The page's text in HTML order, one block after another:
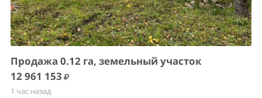
Продажа 0.12 га, земельный участок
12 961 153
1 час назад